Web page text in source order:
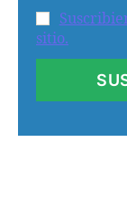
sitio.